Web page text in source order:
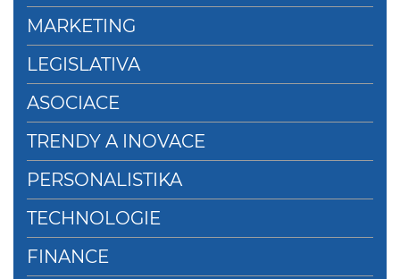
MARKETING
LEGISLATIVA
ASOCIACE
TRENDY A INOVACE
PERSONALISTIKA
TECHNOLOGIE
FINANCE